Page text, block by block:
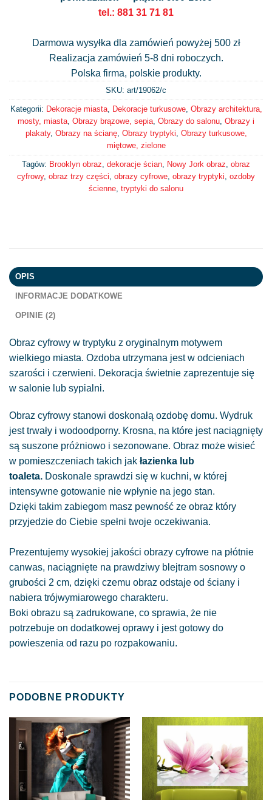
tel.: 881 31 71 81
Darmowa wysyłka dla zamówień powyżej 500 zł
Realizacja zamówień 5-8 dni roboczych.
Polska firma, polskie produkty.
SKU: art/19062/c
Kategorii: Dekoracje miasta, Dekoracje turkusowe, Obrazy architektura,
mosty, miasta Obrazy brązowe, sepia Obrazy do salonu Obrazy i
plakaty, Obrazy na ścianę, Obrazy tryptyki Obrazy turkusowe,
miętowe, zielone
Tagów: Brooklyn obraz dekoracje ścian Nowy Jork obraz obraz
cyfrowy, obraz trzy części obrazy cyfrowe obrazy tryptyki ozdoby
ścienne tryptyki do salonu
OPIS
INFORMACJE DODATKOWE
OPINIE (2)
Obraz cyfrowy w tryptyku z oryginalnym motywem
wielkiego miasta. Ozdoba utrzymana jest w odcieniach
szarości i czerwieni. Dekoracja świetnie zaprezentuje się
w salonie lub sypialni.
Obraz cyfrowy stanowi doskonałą ozdobę domu. Wydruk
jest trwały i wodoodporny. Krosna, na które jest naciągnięty
są suszone próżniowo i sezonowane. Obraz może wisieć
w pomieszczeniach takich jak łazienka lub
toaleta. Doskonale sprawdzi się w kuchni, w której
intensywne gotowanie nie wpłynie na jego stan.
Dzięki takim zabiegom masz pewność ze obraz który
przyjedzie do Ciebie spełni twoje oczekiwania.
Prezentujemy wysokiej jakości obrazy cyfrowe na płótnie
canwas, naciągnięte na prawdziwy blejtram sosnowy o
grubości 2 cm, dzięki czemu obraz odstaje od ściany i
nabiera trójwymiarowego charakteru.
Boki obrazu są zadrukowane, co sprawia, że nie
potrzebuje on dodatkowej oprawy i jest gotowy do
powieszenia od razu po rozpakowaniu.
PODOBNE PRODUKTY